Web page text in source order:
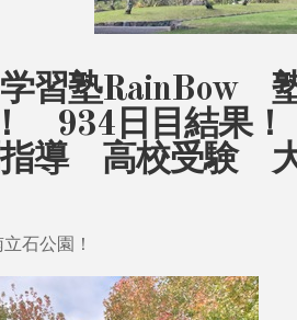
習塾RainBow
934日目結果
導 高校受験 大
石公園！